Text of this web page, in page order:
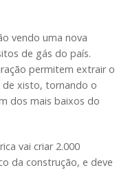
vendo uma nova
de gás do país.
permitem extrair o
de xisto, tornando o
dos mais baixos do
vai criar 2.000
da construção, e deve